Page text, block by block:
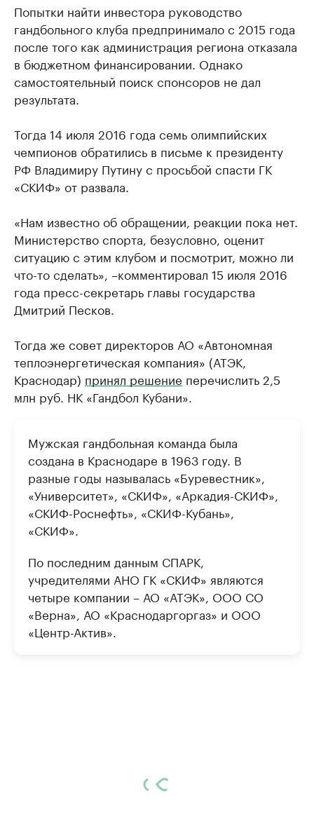
Попытки найти инвестора руководство
гандбольного клуба предпринимало с 2015 года
после того как администрация региона отказала
в бюджетном финансировании. Однако
самостоятельный поиск спонсоров не дал
результата.
Тогда 14 июля 2016 года семь олимпийских
чемпионов обратились в письме к президенту
РФ Владимиру Путину с просьбой спасти ГК
«СКИФ» от развала.
«Нам известно об обращении, реакции пока нет.
Министерство спорта, безусловно, оценит
ситуацию с этим клубом и посмотрит, можно ли
что-то сделать», –комментировал 15 июля 2016
года пресс-секретарь главы государства
Дмитрий Песков.
Тогда же совет директоров АО «Автономная
теплоэнергетическая компания» (АТЭК,
Краснодар) принял решение перечислить 2,5
млн руб. НК «Гандбол Кубани».
Мужская гандбольная команда была
создана в Краснодаре в 1963 году. В
разные годы называлась «Буревестник»,
«Университет», «СКИФ», «Аркадия-СКИФ»,
«СКИФ-Роснефть», «СКИФ-Кубань»,
«СКИФ».
По последним данным СПАРК,
учредителями АНО ГК «СКИФ» являются
четыре компании – АО «АТЭК», ООО СО
«Верна», АО «Краснодаргоргаз» и ООО
«Центр-Актив».